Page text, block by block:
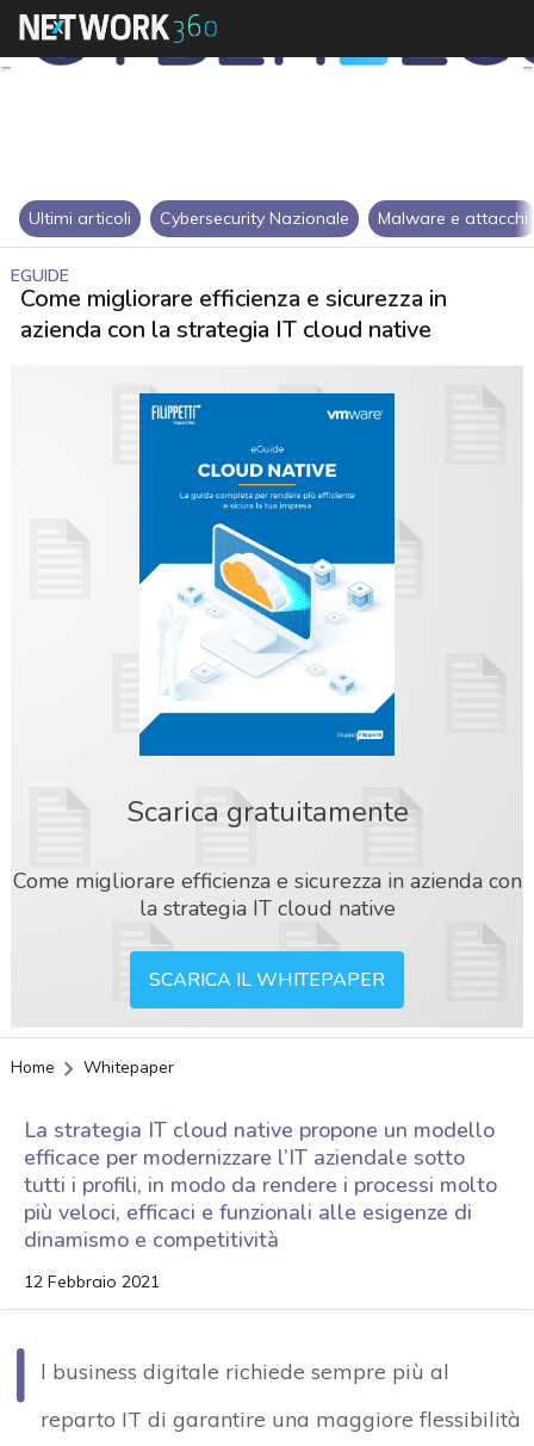
Ultimi articoli Cybersecurity Nazionale Malware e attacchi
EGUIDE
Come migliorare efficienza e sicurezza in
azienda con la strategia IT cloud native
Scarica gratuitamente
Come migliorare efficienza e sicurezza in azienda con
la strategia IT cloud native
SCARICA IL WHITEPAPER
Home Whitepaper
La strategia IT cloud native propone un modello
efficace per modernizzare l’IT aziendale sotto
tutti i profili, in modo da rendere i processi molto
più veloci, efficaci e funzionali alle esigenze di
dinamismo e competitività
12 Febbraio 2021
I
l business digitale richiede sempre più al
reparto IT di garantire una maggiore flessibilità